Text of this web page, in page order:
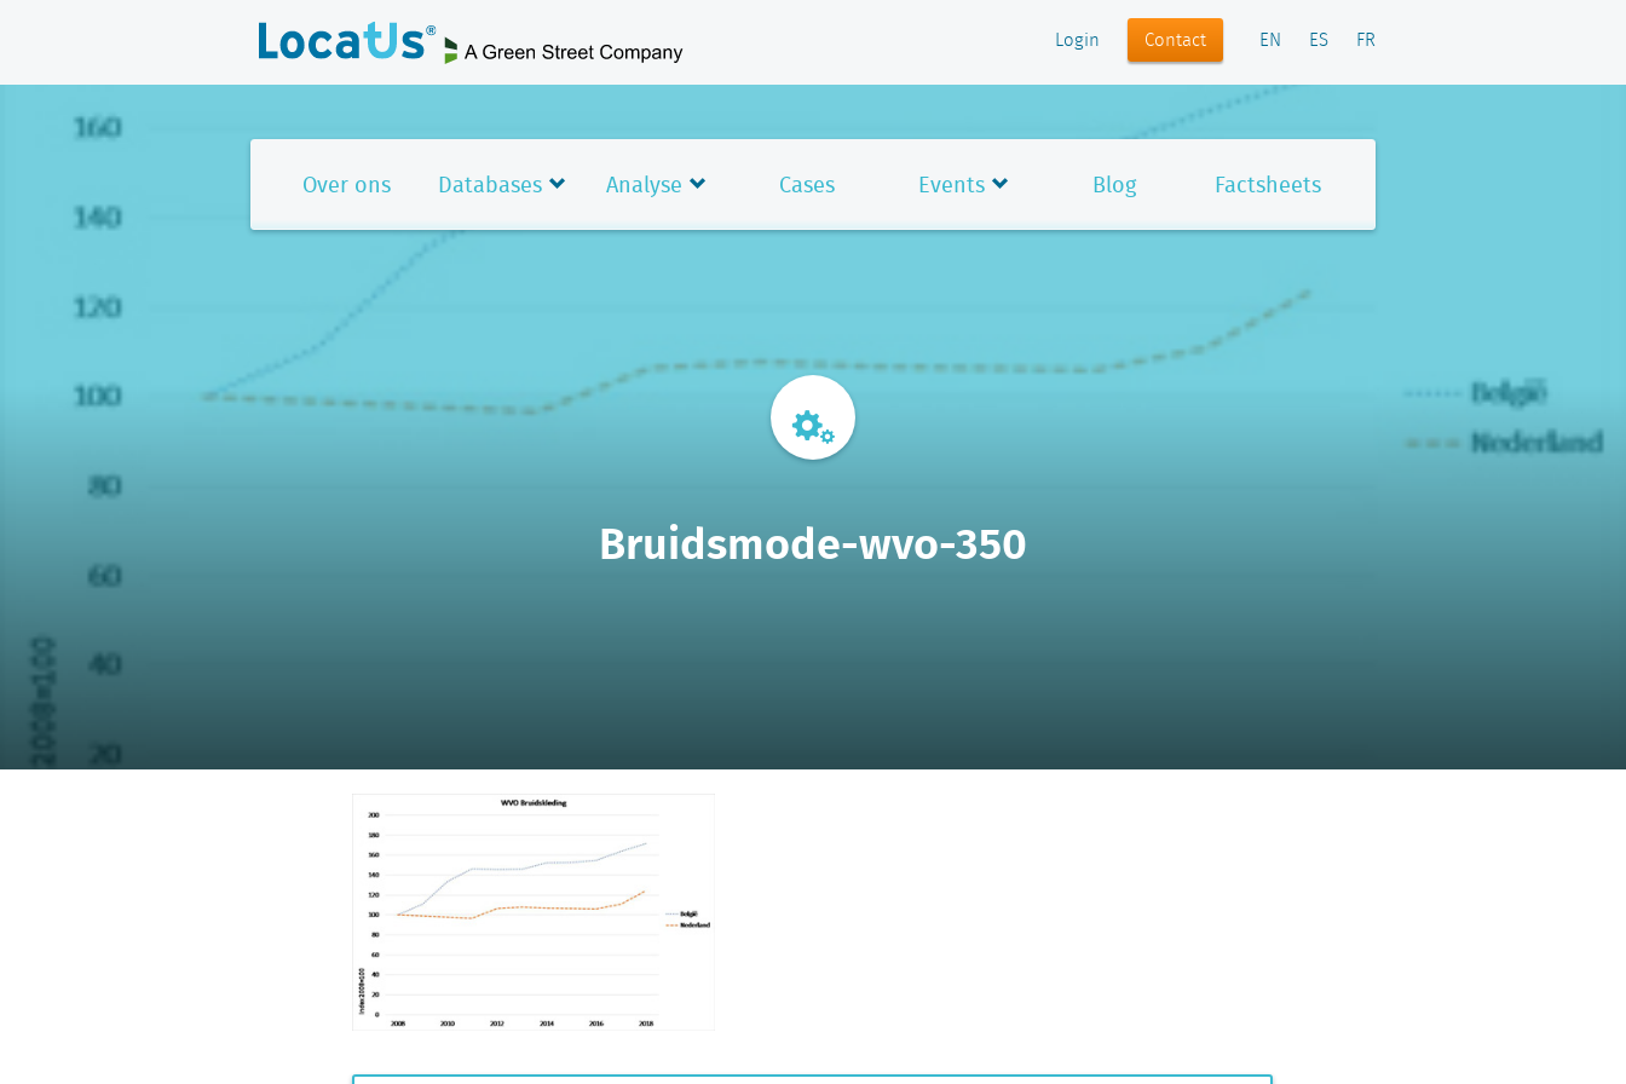
Login Contact EN ES FR
Over ons Databases Analyse Cases Events Blog Factsheets
Bruidsmode-wvo-350